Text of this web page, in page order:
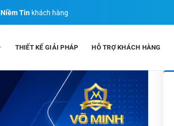
Niềm Tin khách hàng
THIẾT KẾ GIẢI PHÁP HỖ TRỢ KHÁCH HÀNG